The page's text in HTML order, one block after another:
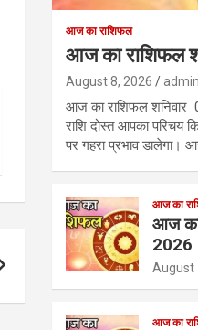
आज का राशिफल
आज का राशिफल
August 8, 2026
आज का राशिफल
राशि दोस्त आपका परिचय
पर गहरा प्रभाव डालेगा।
आज का
आज
2026
August
आज का